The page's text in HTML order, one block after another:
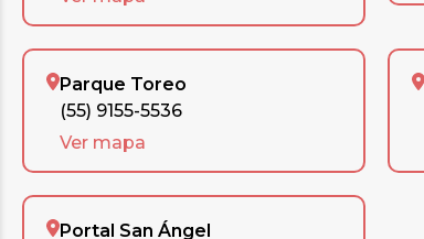
Parque Toreo
(55) 9155-5536
Ver mapa
Portal San Ángel